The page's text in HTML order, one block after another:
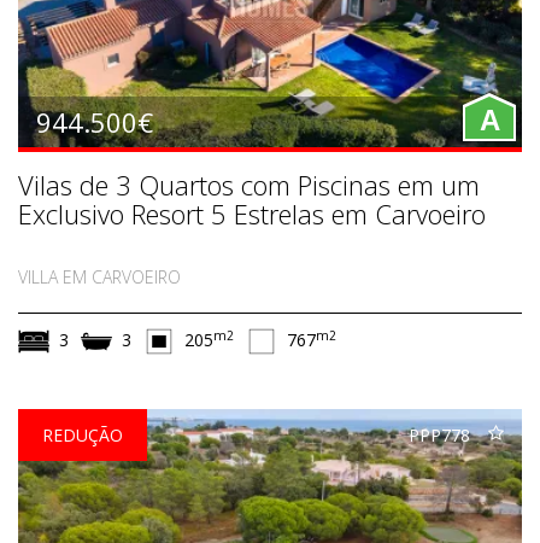
944.500€ A
Vilas de 3 Quartos com Piscinas em um
Exclusivo Resort 5 Estrelas em Carvoeiro
VILLA EM CARVOEIRO
3 3 205m2 767m2
PPP778
REDUÇÃO